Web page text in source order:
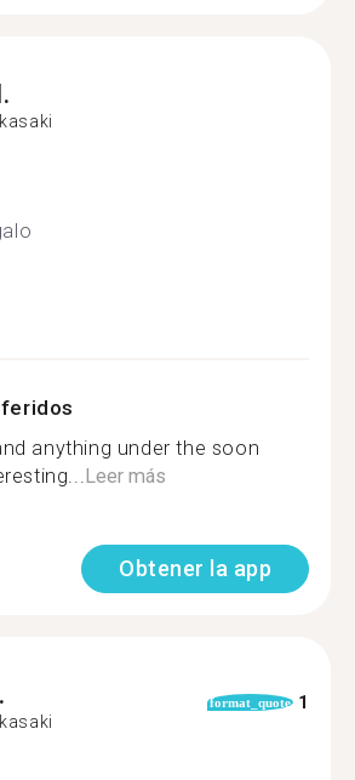
anything under the soon
Leer más
Obtener la app
format_quote 1